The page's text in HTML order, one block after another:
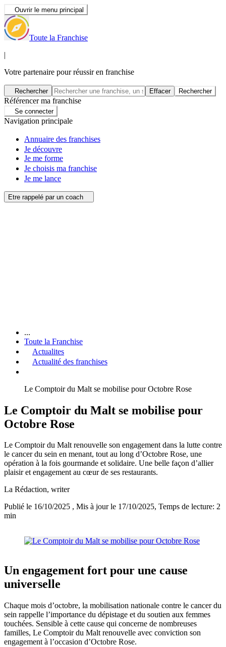
Ouvrir le menu principal
Toute la Franchise
|
Votre partenaire pour réussir en franchise
Rechercher Effacer Rechercher
Référencer ma franchise
Se connecter
Navigation principale
Annuaire des franchises
Je découvre
Je me forme
Je choisis ma franchise
Je me lance
Etre rappelé par un coach
...
Toute la Franchise
Actualites
Actualité des franchises
Le Comptoir du Malt se mobilise pour Octobre Rose
Le Comptoir du Malt se mobilise pour
Octobre Rose
Le Comptoir du Malt renouvelle son engagement dans la lutte contre
le cancer du sein en menant, tout au long d’Octobre Rose, une
opération à la fois gourmande et solidaire. Une belle façon d’allier
plaisir et engagement au cœur de ses restaurants.
La Rédaction, writer
Publié le 16/10/2025 , Mis à jour le 17/10/2025, Temps de lecture: 2
min
Un engagement fort pour une cause
universelle
Chaque mois d’octobre, la mobilisation nationale contre le cancer du
sein rappelle l’importance du dépistage et du soutien aux femmes
touchées. Sensible à cette cause qui concerne de nombreuses
familles, Le Comptoir du Malt renouvelle avec conviction son
engagement à l’occasion d’Octobre Rose.